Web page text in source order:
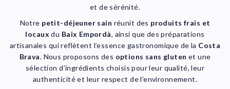
et de sérénité.
Notre petit-déjeuner sain réunit des produits frais et
locaux du Baix Empordà, ainsi que des préparations
artisanales qui reflètent l’essence gastronomique de la Costa
Brava. Nous proposons des options sans gluten et une
sélection d’ingrédients choisis pour leur qualité, leur
authenticité et leur respect de l’environnement.